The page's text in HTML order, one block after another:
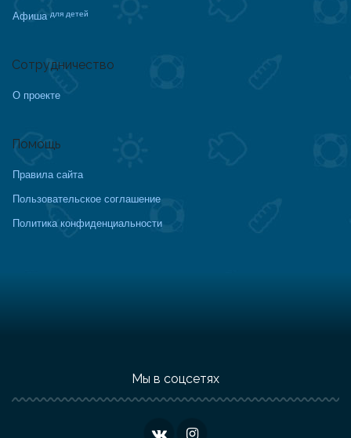
Афиша для детей
Сотрудничество
О проекте
Помощь
Правила сайта
Пользовательское соглашение
Политика конфиденциальности
Мы в соцсетях